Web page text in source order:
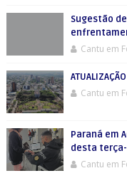
Sugestão
Cantu em
Cantu em
Paraná em
desta
Cantu em